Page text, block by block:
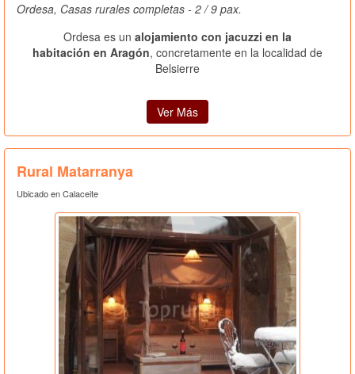
Ordesa, Casas rurales completas - 2 / 9 pax.
Ordesa es un alojamiento con jacuzzi en la
habitación en Aragón, concretamente en la localidad de
Belsierre
Ver Más
Rural Matarranya
Ubicado en Calaceite